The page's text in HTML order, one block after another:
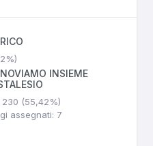
INSIEME
230 (55,42%)
assegnati: 7